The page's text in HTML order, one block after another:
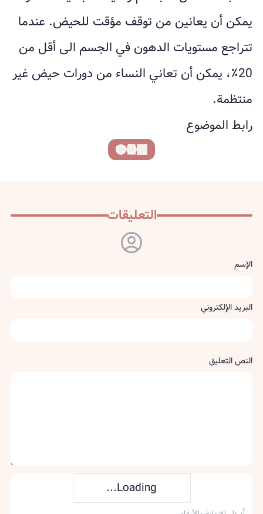
يمكن أن يعانين من توقف مؤقت للحيض. عندما
تتراجع مستويات الدهون في الجسم الى أقل من
20٪، يمكن أن تعاني النساء من دورات حيض غير
منتظمة.
رابط الموضوع
التعليقات
الإسم
البريد الإلكتروني
النص التعليق
Loading...